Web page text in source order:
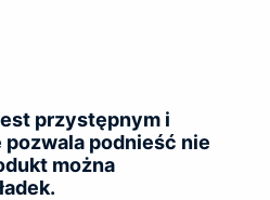
przystępnym i
podnieść nie
można